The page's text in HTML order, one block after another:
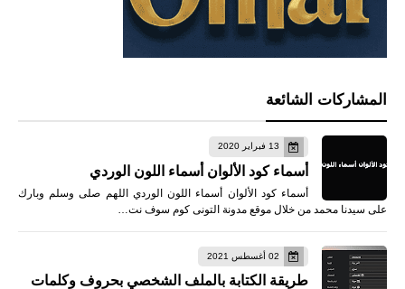
المشاركات الشائعة
13 فبراير 2020
أسماء كود الألوان أسماء اللون الوردي
أسماء كود الألوان أسماء اللون الوردي اللهم صلى وسلم وبارك
على سيدنا محمد من خلال موقع مدونة التونى كوم سوف نت…
02 أغسطس 2021
طريقة الكتابة بالملف الشخصي بحروف وكلمات